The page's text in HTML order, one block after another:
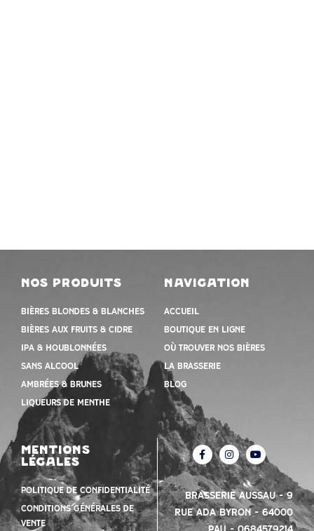
nos produits
Bières blondes & blanches
Bières aux fruits & cidre
IPA & houblonnées
Sans alcool
Ambrées & Brunes
Liqueurs de menthe
navigation
Accueil
Boutique en ligne
Où trouver nos bières
la brasserie
Blog
mentions
légales
Politique de confidentialité
Conditions Générales de
vente
Brasserie Aussau – 9
Rue Ada Byron – 64000